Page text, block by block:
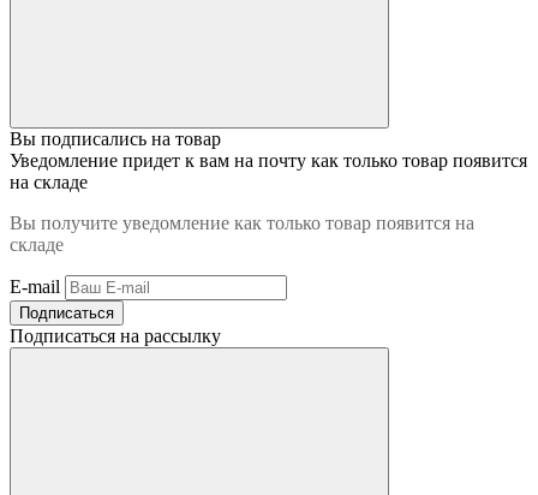
Вы подписались на товар
Уведомление придет к вам на почту как только товар появится
на складе
Вы получите уведомление как только товар появится на
складе
E-mail
Подписаться
Подписаться на рассылку